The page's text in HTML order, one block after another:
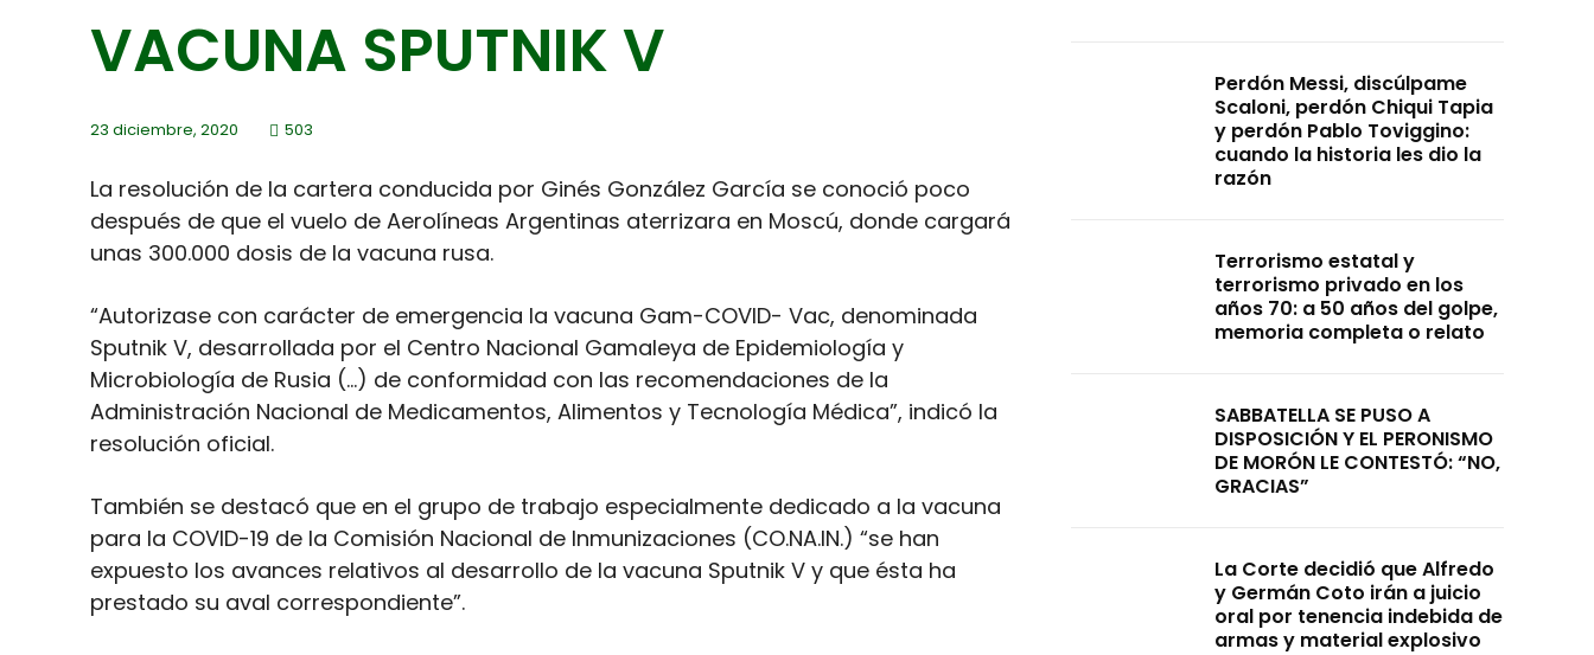
VACUNA SPUTNIK V
23 diciembre, 2020 503
La resolución de la cartera conducida por Ginés González García se conoció poco
después de que el vuelo de Aerolíneas Argentinas aterrizara en Moscú, donde cargará
unas 300.000 dosis de la vacuna rusa.
“Autorizase con carácter de emergencia la vacuna Gam-COVID- Vac, denominada
Sputnik V, desarrollada por el Centro Nacional Gamaleya de Epidemiología y
Microbiología de Rusia (…) de conformidad con las recomendaciones de la
Administración Nacional de Medicamentos, Alimentos y Tecnología Médica”, indicó la
resolución oficial.
También se destacó que en el grupo de trabajo especialmente dedicado a la vacuna
para la COVID-19 de la Comisión Nacional de Inmunizaciones (CO.NA.IN.) “se han
expuesto los avances relativos al desarrollo de la vacuna Sputnik V y que ésta ha
prestado su aval correspondiente”.
Perdón Messi, discúlpame
Scaloni, perdón Chiqui Tapia
y perdón Pablo Toviggino:
cuando la historia les dio la
razón
Terrorismo estatal y
terrorismo privado en los
años 70: a 50 años del golpe,
memoria completa o relato
SABBATELLA SE PUSO A
DISPOSICIÓN Y EL PERONISMO
DE MORÓN LE CONTESTÓ: “NO,
GRACIAS”
La Corte decidió que Alfredo
y Germán Coto irán a juicio
oral por tenencia indebida de
armas y material explosivo